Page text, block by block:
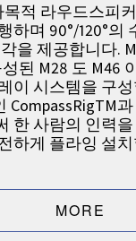
적 라우드스피
하며 90°/120°의
을 제공합니다.
된 M28 도 M46
이 시스템을 구
CompassRigTM
한 사람의 인력
하게 플라잉 설